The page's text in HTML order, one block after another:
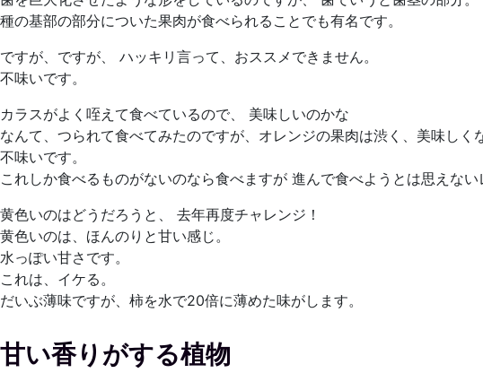
種の基部の部分についた果肉が食べられることでも有名です。
ですが、ですが、 ハッキリ言って、おススメできません。
不味いです。
カラスがよく咥えて食べているので、 美味しいのかな
なんて、つられて食べてみたのですが、オレンジの果肉は渋く、美味しく
不味いです。
これしか食べるものがないのなら食べますが 進んで食べようとは思えない
黄色いのはどうだろうと、 去年再度チャレンジ！
黄色いのは、ほんのりと甘い感じ。
水っぽい甘さです。
これは、イケる。
だいぶ薄味ですが、柿を水で20倍に薄めた味がします。
甘い香りがする植物